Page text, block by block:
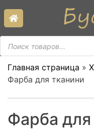
content
Пошук
товарів
Главная страница »
Фарба для тканини
Фарба для